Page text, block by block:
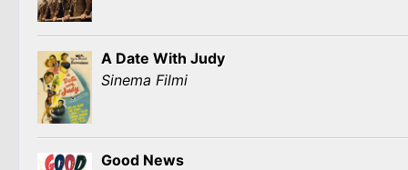
A Date With Judy
Sinema Filmi
Good News